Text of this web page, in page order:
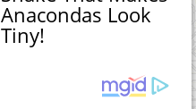
Anacondas Look
Tiny!